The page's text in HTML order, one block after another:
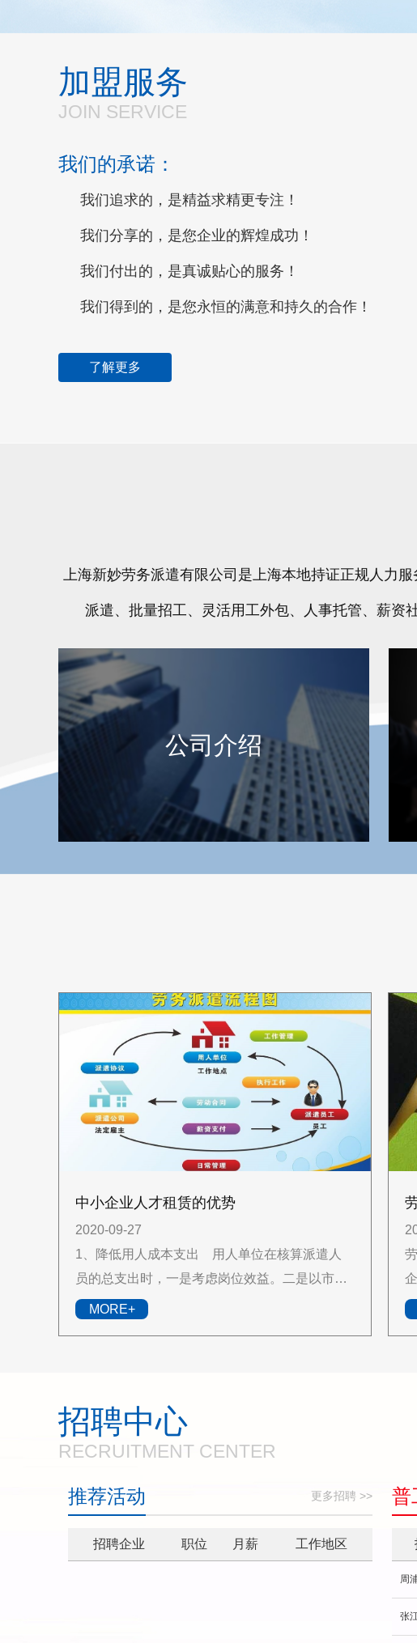
加盟服务
JOIN SERVICE
我们的承诺：
我们追求的，是精益求精更专注！
我们分享的，是您企业的辉煌成功！
我们付出的，是真诚贴心的服务！
我们得到的，是您永恒的满意和持久的合作！
了解更多
上海新妙劳务派遣有限公司是上海本地持证正规人力
派遣、批量招工、灵活用工外包、人事托管、薪资
公司介绍
中小企业人才租赁的优势
2020-09-27
1、降低用人成本支出 用人单位在核算派遣人
员的总支出时，一是考虑岗位效益。二是以市场
价格制定工资标准。三是不需要为被派遣人员额
MORE+
招聘中心
RECRUITMENT CENTER
推荐活动 更多招聘 >>
招聘企业 职位 月薪 工作地区
普
周
张